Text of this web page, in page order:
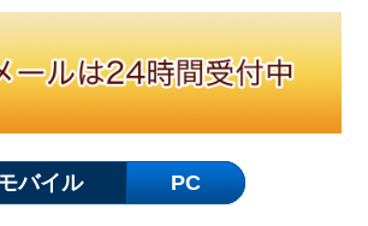
バイル PC